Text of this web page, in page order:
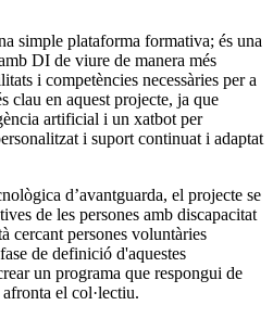
simple plataforma formativa; és una
DI de viure de manera més
i competències necessàries per a
clau en aquest projecte, ja que
artificial i un xatbot per
i suport continuat i adaptat
d’avantguarda, el projecte se
de les persones amb discapacitat
cercant persones voluntàries
de definició d'aquestes
un programa que respongui de
el col·lectiu.